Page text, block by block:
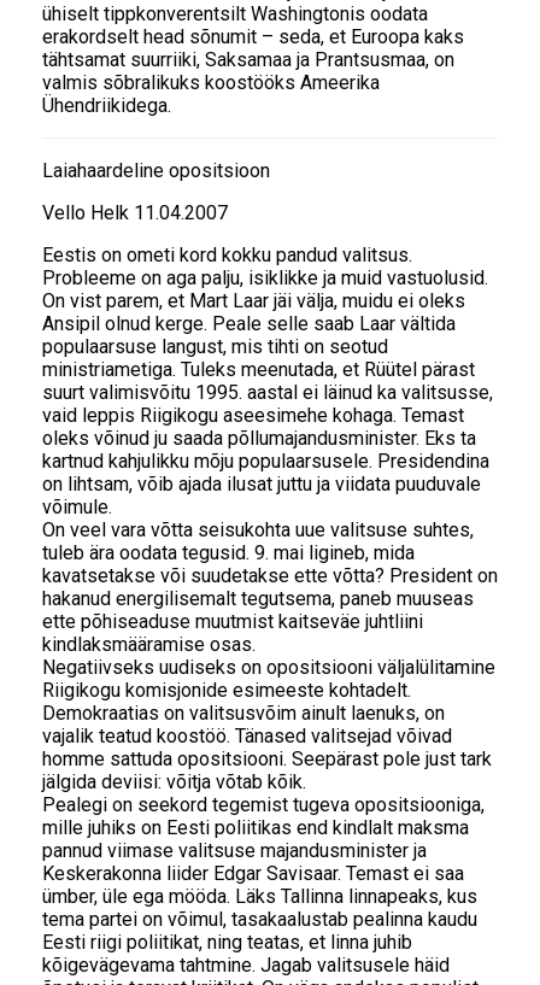
ühiselt tippkonverentsilt Washingtonis oodata
erakordselt head sõnumit – seda, et Euroopa kaks
tähtsamat suurriiki, Saksamaa ja Prantsusmaa, on
valmis sõbralikuks koostööks Ameerika
Ühendriikidega.
Laiahaardeline opositsioon
Vello Helk 11.04.2007
Eestis on ometi kord kokku pandud valitsus.
Probleeme on aga palju, isiklikke ja muid vastuolusid.
On vist parem, et Mart Laar jäi välja, muidu ei oleks
Ansipil olnud kerge. Peale selle saab Laar vältida
populaarsuse langust, mis tihti on seotud
ministriametiga. Tuleks meenutada, et Rüütel pärast
suurt valimisvõitu 1995. aastal ei läinud ka valitsusse,
vaid leppis Riigikogu aseesimehe kohaga. Temast
oleks võinud ju saada põllumajandusminister. Eks ta
kartnud kahjulikku mõju populaarsusele. Presidendina
on lihtsam, võib ajada ilusat juttu ja viidata puuduvale
võimule.
On veel vara võtta seisukohta uue valitsuse suhtes,
tuleb ära oodata tegusid. 9. mai ligineb, mida
kavatsetakse või suudetakse ette võtta? President on
hakanud energilisemalt tegutsema, paneb muuseas
ette põhiseaduse muutmist kaitseväe juhtliini
kindlaksmääramise osas.
Negatiivseks uudiseks on opositsiooni väljalülitamine
Riigikogu komisjonide esimeeste kohtadelt.
Demokraatias on valitsusvõim ainult laenuks, on
vajalik teatud koostöö. Tänased valitsejad võivad
homme sattuda opositsiooni. Seepärast pole just tark
jälgida deviisi: võitja võtab kõik.
Pealegi on seekord tegemist tugeva opositsiooniga,
mille juhiks on Eesti poliitikas end kindlalt maksma
pannud viimase valitsuse majandusminister ja
Keskerakonna liider Edgar Savisaar. Temast ei saa
ümber, üle ega mööda. Läks Tallinna linnapeaks, kus
tema partei on võimul, tasakaalustab pealinna kaudu
Eesti riigi poliitikat, ning teatas, et linna juhib
kõigevägevama tahtmine. Jagab valitsusele häid